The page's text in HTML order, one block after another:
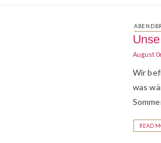
August
Wir
was
READ